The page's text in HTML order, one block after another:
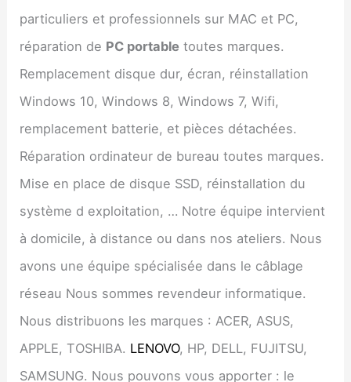
particuliers et professionnels sur MAC et PC,
réparation de PC portable toutes marques.
Remplacement disque dur, écran, réinstallation
Windows 10, Windows 8, Windows 7, Wifi,
remplacement batterie, et pièces détachées.
Réparation ordinateur de bureau toutes marques.
Mise en place de disque SSD, réinstallation du
système d exploitation, … Notre équipe intervient
à domicile, à distance ou dans nos ateliers. Nous
avons une équipe spécialisée dans le câblage
réseau Nous sommes revendeur informatique.
Nous distribuons les marques : ACER, ASUS,
APPLE, TOSHIBA. LENOVO, HP, DELL, FUJITSU,
SAMSUNG. Nous pouvons vous apporter : le